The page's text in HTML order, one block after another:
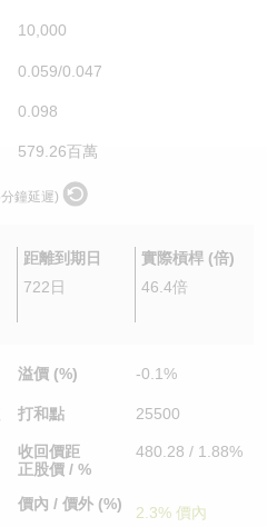
10,000
0.059/0.047
0.098
579.26百萬
鐘延遲)
距離到期日
722日
實際槓桿 (倍)
46.4倍
溢價 (%) -0.1%
打和點 25500
收回價距
正股價 / %
480.28 / 1.88%
價內 / 價外 (%) 2.3% 價內